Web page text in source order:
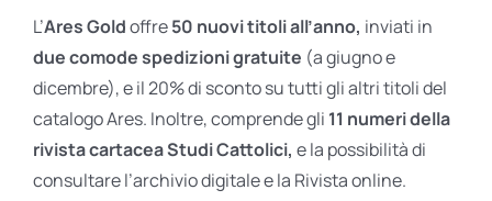
L’Ares Goldoffre50 nuovi titoli all’anno, inviati in
due comode spedizioni gratuite (a giugno e
dicembre), e il 20% di sconto su tutti gli altri titoli del
catalogo Ares. Inoltre, comprende gli 11 numeri della
rivista cartacea Studi Cattolici, e la possibilità di
consultare l’archivio digitale e la Rivista online.